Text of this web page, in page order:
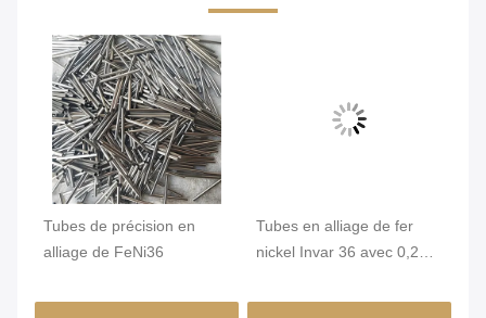
Tubes de précision en
alliage de FeNi36
Tubes en alliage de fer
nickel Invar 36 avec 0,2
brillante pour une grande